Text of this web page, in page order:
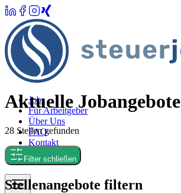
Jobs
Für Arbeitgeber
Über Uns
FAQ
Kontakt
Merkliste
Aktuelle Jobangebote
28 Stellengefunden
Filter schließen
Stellenangebote filtern